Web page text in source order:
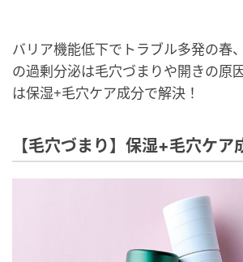
バリア機能低下でトラブル多発の春
の過剰分泌は毛穴づまりや開きの原
は保湿+毛穴ケア成分で解決！
【毛穴づまり】保湿+毛穴ケア